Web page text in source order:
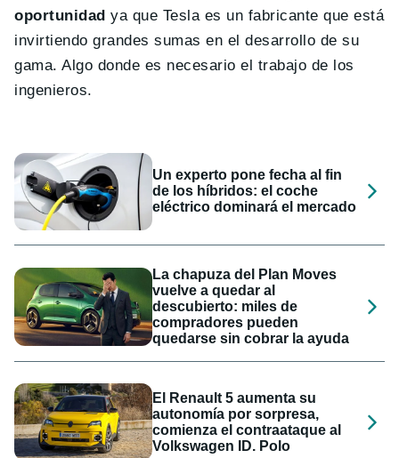
oportunidad ya que Tesla es un fabricante que está
invirtiendo grandes sumas en el desarrollo de su
gama. Algo donde es necesario el trabajo de los
ingenieros.
Un experto pone fecha al fin
de los híbridos: el coche
eléctrico dominará el mercado
La chapuza del Plan Moves
vuelve a quedar al
descubierto: miles de
compradores pueden
quedarse sin cobrar la ayuda
El Renault 5 aumenta su
autonomía por sorpresa,
comienza el contraataque al
Volkswagen ID. Polo